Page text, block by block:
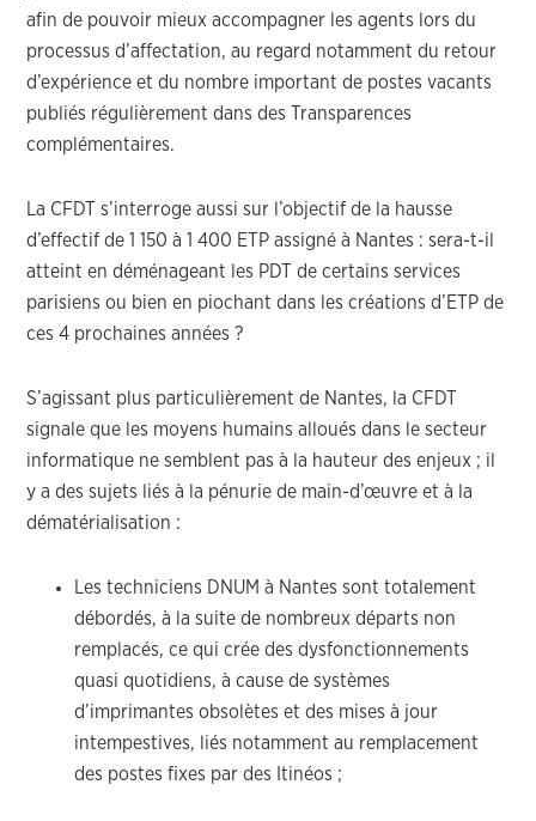
afin de pouvoir mieux accompagner les agents lors du
processus d’affectation, au regard notamment du retour
d’expérience et du nombre important de postes vacants
publiés régulièrement dans des Transparences
complémentaires.
La CFDT s’interroge aussi sur l’objectif de la hausse
d’effectif de 1 150 à 1 400 ETP assigné à Nantes : sera-t-il
atteint en déménageant les PDT de certains services
parisiens ou bien en piochant dans les créations d’ETP de
ces 4 prochaines années ?
S’agissant plus particulièrement de Nantes, la CFDT
signale que les moyens humains alloués dans le secteur
informatique ne semblent pas à la hauteur des enjeux ; il
y a des sujets liés à la pénurie de main-d’œuvre et à la
dématérialisation :
Les techniciens DNUM à Nantes sont totalement
débordés, à la suite de nombreux départs non
remplacés, ce qui crée des dysfonctionnements
quasi quotidiens, à cause de systèmes
d’imprimantes obsolètes et des mises à jour
intempestives, liés notamment au remplacement
des postes fixes par des Itinéos ;